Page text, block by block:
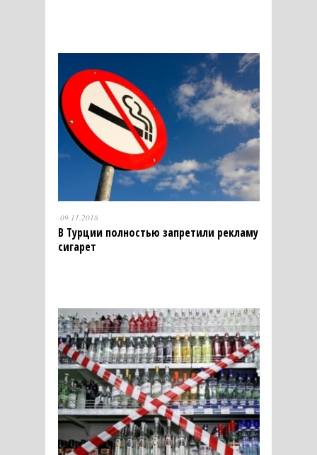
09.11.2018
В Турции полностью запретили рекламу
сигарет